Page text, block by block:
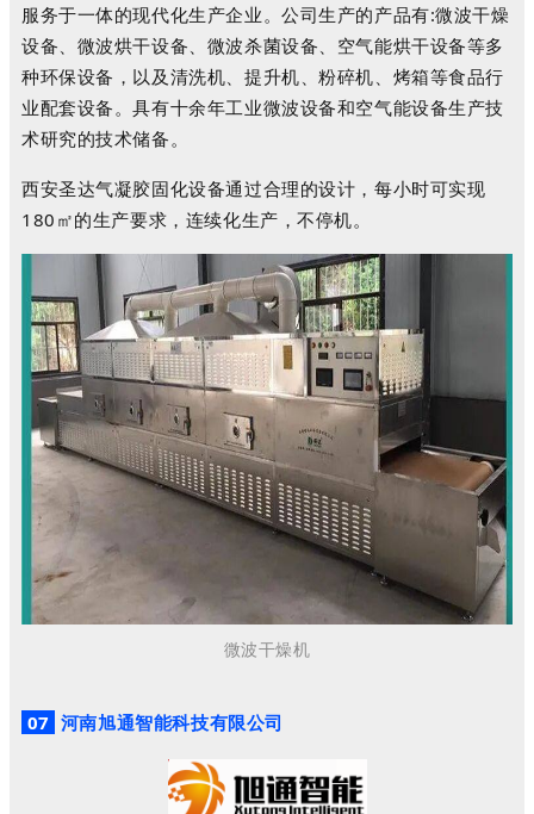
服务于一体的现代化生产企业。公司生产的产品有:微波干燥
设备、微波烘干设备、微波杀菌设备、空气能烘干设备等多
种环保设备，以及清洗机、提升机、粉碎机、烤箱等食品行
业配套设备。具有十余年工业微波设备和空气能设备生产技
术研究的技术储备。
西安圣达气凝胶固化设备通过合理的设计，每小时可实现
180㎡的生产要求，连续化生产，不停机。
微波干燥机
07 河南旭通智能科技有限公司